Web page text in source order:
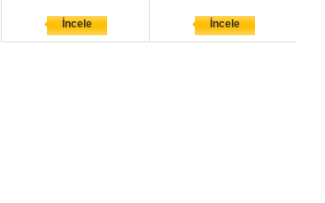
İncele İncele